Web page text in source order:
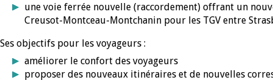
une voie ferrée nouvelle (raccordement) offrant un
Creusot-Montceau-Montchanin pour les TGV entre
Ses objectifs pour les voyageurs :
améliorer le confort des voyageurs
proposer des nouveaux itinéraires et de nouvelles